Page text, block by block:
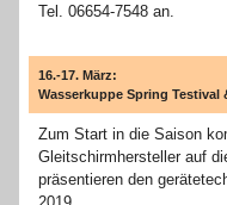
Tel. 06654-7548 an.
16.-17. März:
Wasserkuppe Spring Testival
Zum Start in die Saison
Gleitschirmhersteller auf
präsentieren den